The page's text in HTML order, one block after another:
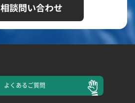
相談問い合わせ
よくあるご質問